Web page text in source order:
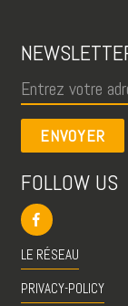
ENVOYER
FOLLOW US
LE RÉSEAU
PRIVACY-POLICY